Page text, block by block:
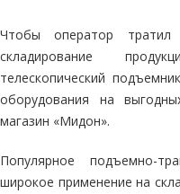
Чтобы оператор
складирование
телескопический
оборудования на
магазин «Мидон».
Популярное подъемно-
широкое применение на